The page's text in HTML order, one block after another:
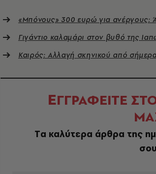
«Μπόνους» 300 ευρώ για ανέργους:
Γιγάντιο καλαμάρι στον βυθό της
Καιρός: Αλλαγή σκηνικού από
ΕΓΓΡΑΦΕΙΤΕ
Tα καλύτερα άρθρα της
σου